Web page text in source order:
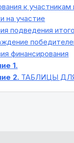
к участникам
на участие
подведения
финансирования
1.
2. ТАБЛИЦЫ